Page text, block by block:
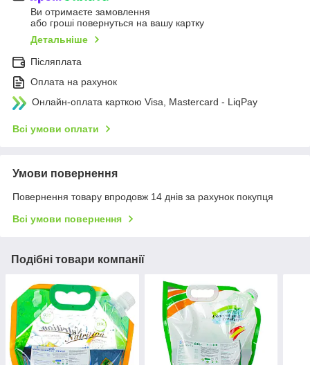
Ви отримаєте замовлення
або гроші повернуться на вашу картку
Детальніше
Післяплата
Оплата на рахунок
Онлайн-оплата карткою Visa, Mastercard - LiqPay
Всі умови оплати
Умови повернення
Повернення товару впродовж 14 днів за рахунок покупця
Всі умови повернення
Подібні товари компанії